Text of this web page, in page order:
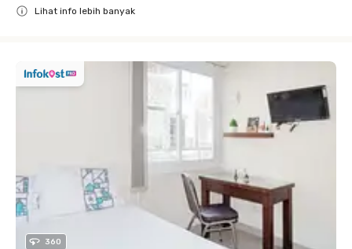
Lihat info lebih banyak
360